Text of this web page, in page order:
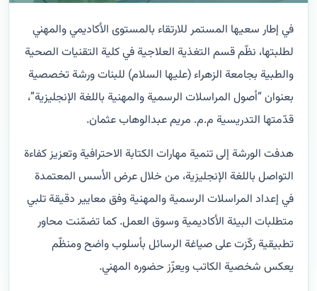
في إطار سعيها المستمر للارتقاء بالمستوى الأكاديمي والمهني
لطلبتها، نظّم قسم التغذية العلاجية في كلية التقنيات الصحية
والطبية بجامعة الزهراء (عليها السلام) للبنات ورشة تخصصية
بعنوان “أصول المراسلات الرسمية والمهنية باللغة الإنجليزية”،
قدّمتها التدريسية م.م. مريم عبدالوهاب عثمان.
هدفت الورشة إلى تنمية مهارات الكتابة الاحترافية وتعزيز كفاءة
التواصل باللغة الإنجليزية، من خلال عرض الأسس المعتمدة
في إعداد المراسلات الرسمية والمهنية وفق معايير دقيقة تلبي
متطلبات البيئة الأكاديمية وسوق العمل. كما تضمّنت محاور
تطبيقية ركّزت على صياغة الرسائل بأسلوب واضح ومنظّم
يعكس شخصية الكاتب ويعزّز حضوره المهني.